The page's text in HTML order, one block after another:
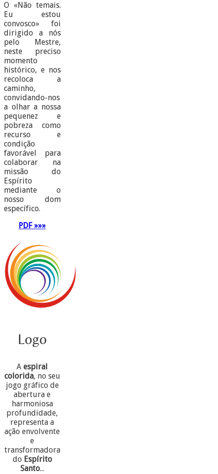
O «Não temais.
Eu estou
convosco» foi
dirigido a nós
pelo Mestre,
neste preciso
momento
histórico, e nos
recoloca a
caminho,
convidando-nos
a olhar a nossa
pequenez e
pobreza como
recurso e
condição
favorável para
colaborar na
missão do
Espírito
mediante o
nosso dom
específico.
PDF »»»
Logo
Aespiral
colorida, no seu
jogo gráfico de
abertura e
harmoniosa
profundidade,
representa a
ação envolvente
e
transformadora
do Espírito
Santo...